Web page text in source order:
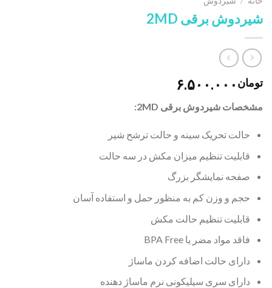
شیردوش برقی 2MD
تومان ۶.۵۰۰.۰۰۰
مشخصات شیردوش برقی 2MD:
حالت تحریک سینه و حالت ترشح شیر
قابلیت تنظیم میزان مکش در سه حالت
صفحه نمایشگر بزرگ
حجم و وزن کم به منظور حمل و استفاده آسان
قابلیت تنظیم حالت مکش
فاقد مواد مضر یا BPA Free
دارای حالت اضافه کردن ماساژ
دارای سری سیلیکونی نرم ماساژ دهنده